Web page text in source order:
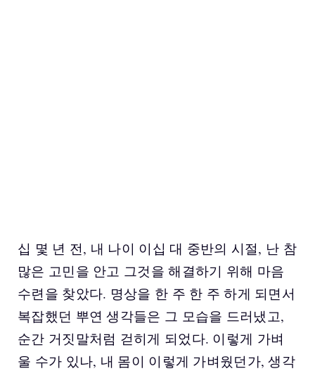
십 몇 년 전, 내 나이 이십 대 중반의 시절, 난 참
많은 고민을 안고 그것을 해결하기 위해 마음
수련을 찾았다. 명상을 한 주 한 주 하게 되면서
복잡했던 뿌연 생각들은 그 모습을 드러냈고,
순간 거짓말처럼 걷히게 되었다. 이렇게 가벼
울 수가 있나, 내 몸이 이렇게 가벼웠던가, 생각